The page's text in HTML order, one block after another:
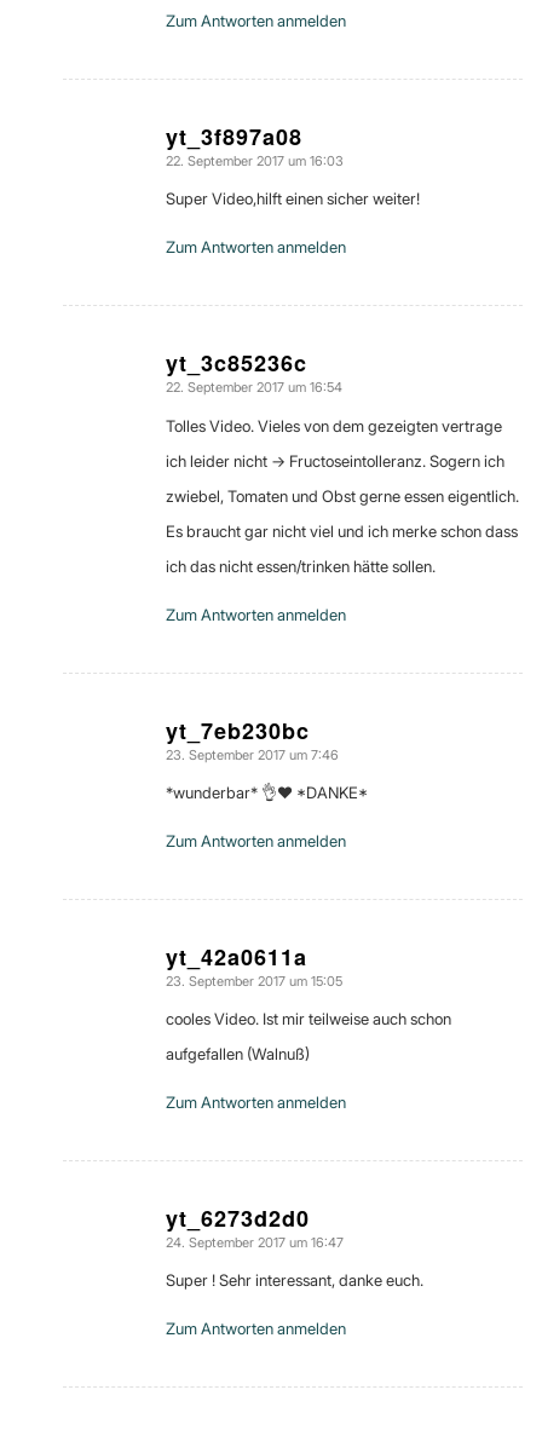
Zum Antworten anmelden
yt_3f897a08
sagte:
22. September 2017 um 16:03
Super Video,hilft einen sicher weiter!
Zum Antworten anmelden
yt_3c85236c
sagte:
22. September 2017 um 16:54
Tolles Video. Vieles von dem gezeigten vertrage
ich leider nicht -> Fructoseintolleranz. Sogern ich
zwiebel, Tomaten und Obst gerne essen eigentlich.
Es braucht gar nicht viel und ich merke schon dass
ich das nicht essen/trinken hätte sollen.
Zum Antworten anmelden
yt_7eb230bc
sagte:
23. September 2017 um 7:46
*wunderbar* 👌❤ *DANKE*
Zum Antworten anmelden
yt_42a0611a
sagte:
23. September 2017 um 15:05
cooles Video. Ist mir teilweise auch schon
aufgefallen (Walnuß)
Zum Antworten anmelden
yt_6273d2d0
sagte:
24. September 2017 um 16:47
Super ! Sehr interessant, danke euch.
Zum Antworten anmelden